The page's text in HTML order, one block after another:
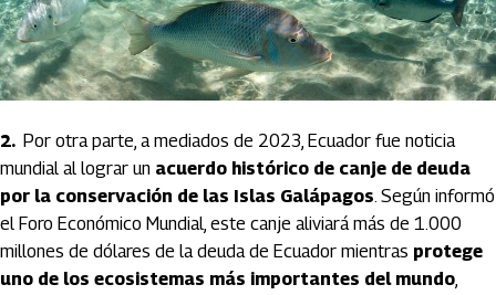
2. Por otra parte, a mediados de 2023, Ecuador fue noticia
mundial al lograr un acuerdo histórico de canje de deuda
por la conservación de las Islas Galápagos. Según informó
el Foro Económico Mundial, este canje aliviará más de 1.000
millones de dólares de la deuda de Ecuador mientras protege
uno de los ecosistemas más importantes del mundo,